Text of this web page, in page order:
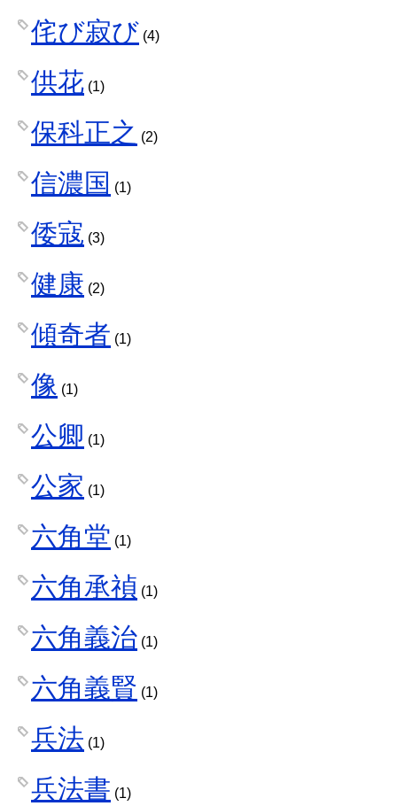
侘び寂び (4)
供花 (1)
保科正之 (2)
信濃国 (1)
倭寇 (3)
健康 (2)
傾奇者 (1)
像 (1)
公卿 (1)
公家 (1)
六角堂 (1)
六角承禎 (1)
六角義治 (1)
六角義賢 (1)
兵法 (1)
兵法書 (1)